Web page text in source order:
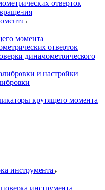
отверток
момента
отверток
динамометрического
и настройки
крутящего момента
инструмента
инструмента